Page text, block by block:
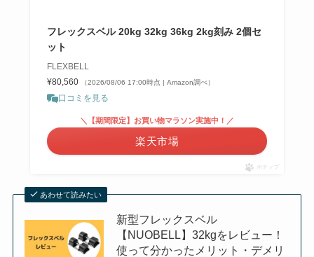
フレックスベル 20kg 32kg 36kg 2kg刻み 2個セ
ット
FLEXBELL
¥80,560
（2026/08/06 17:00時点 | Amazon調べ）
口コミを見る
＼【期間限定】お買い物マラソン実施中！／
楽天市場
ポチップ
あわせて読みたい
新型フレックスベル
【NUOBELL】32kgをレビュー！
使って分かったメリット・デメリ